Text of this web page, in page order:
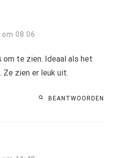
08:06
te zien. Ideaal als het
Ze zien er leuk uit.
BEANTWOORDEN